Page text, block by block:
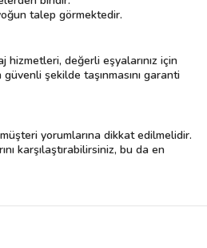
talep görmektedir.
hizmetleri, değerli eşyalarınız için
şekilde taşınmasını garanti
yorumlarına dikkat edilmelidir.
karşılaştırabilirsiniz, bu da en